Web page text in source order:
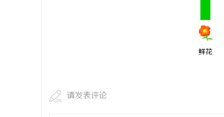
鲜花
请发表评论